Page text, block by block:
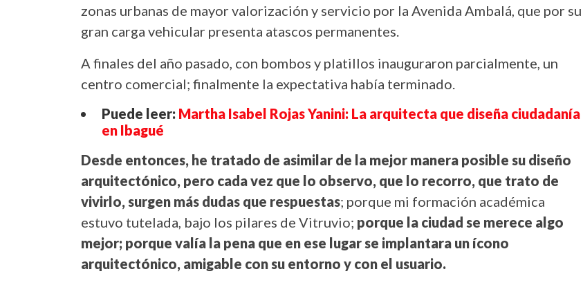
zonas urbanas de mayor valorización y servicio por la Avenida Ambalá, que por su
gran carga vehicular presenta atascos permanentes.
A finales del año pasado, con bombos y platillos inauguraron parcialmente, un
centro comercial; finalmente la expectativa había terminado.
Puede leer: Martha Isabel Rojas Yanini: La arquitecta que diseña ciudadanía
en Ibagué
Desde entonces, he tratado de asimilar de la mejor manera posible su diseño
arquitectónico, pero cada vez que lo observo, que lo recorro, que trato de
vivirlo, surgen más dudas que respuestas; porque mi formación académica
estuvo tutelada, bajo los pilares de Vitruvio; porque la ciudad se merece algo
mejor; porque valía la pena que en ese lugar se implantara un ícono
arquitectónico, amigable con su entorno y con el usuario.